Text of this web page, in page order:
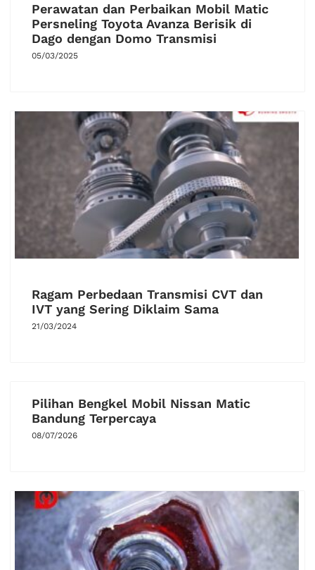
Perawatan dan Perbaikan Mobil Matic
Persneling Toyota Avanza Berisik di
Dago dengan Domo Transmisi
05/03/2025
Ragam Perbedaan Transmisi CVT dan
IVT yang Sering Diklaim Sama
21/03/2024
Pilihan Bengkel Mobil Nissan Matic
Bandung Terpercaya
08/07/2026